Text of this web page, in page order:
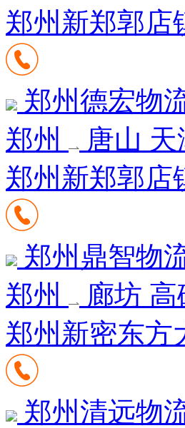
郑州新郑郭店
郑州德宏物
郑州
唐山 天
郑州新郑郭店
郑州鼎智物
郑州
廊坊 高
郑州新密东方
郑州清远物